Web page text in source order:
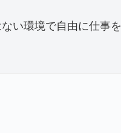
い環境で自由に仕事を